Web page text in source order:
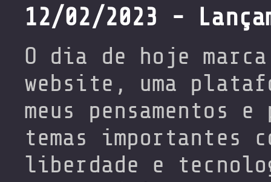
12/02/2023 -
O dia de hoje
website, uma
meus pensamentos
temas importantes
liberdade e